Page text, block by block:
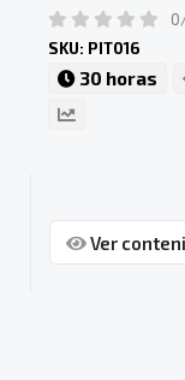
SKU: PIT016
30 horas
Ver